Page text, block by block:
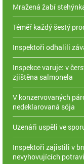
Mražená žabí
Téměř každý šestý
Inspektoři odhalili
Inspekce varuje: v
zjištěna salmonela
V konzervovaných
nedeklarovaná sója
Uzenáři uspěli ve
Inspektoři zajistili v
nevyhovujících